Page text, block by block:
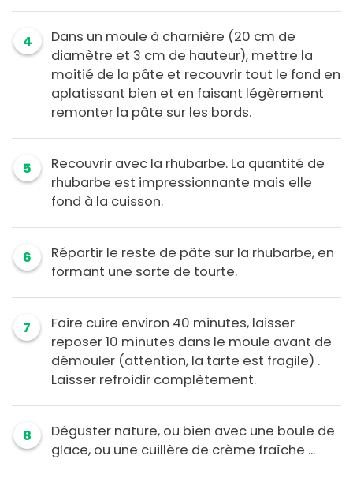
4
Dans un moule à charnière (20 cm de
diamètre et 3 cm de hauteur), mettre la
moitié de la pâte et recouvrir tout le fond en
aplatissant bien et en faisant légèrement
remonter la pâte sur les bords.
5
Recouvrir avec la rhubarbe. La quantité de
rhubarbe est impressionnante mais elle
fond à la cuisson.
6
Répartir le reste de pâte sur la rhubarbe, en
formant une sorte de tourte.
7
Faire cuire environ 40 minutes, laisser
reposer 10 minutes dans le moule avant de
démouler (attention, la tarte est fragile) .
Laisser refroidir complètement.
8
Déguster nature, ou bien avec une boule de
glace, ou une cuillère de crème fraîche ...